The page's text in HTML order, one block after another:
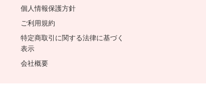
個人情報保護方針
ご利用規約
特定商取引に関する法律に基づく
表示
会社概要